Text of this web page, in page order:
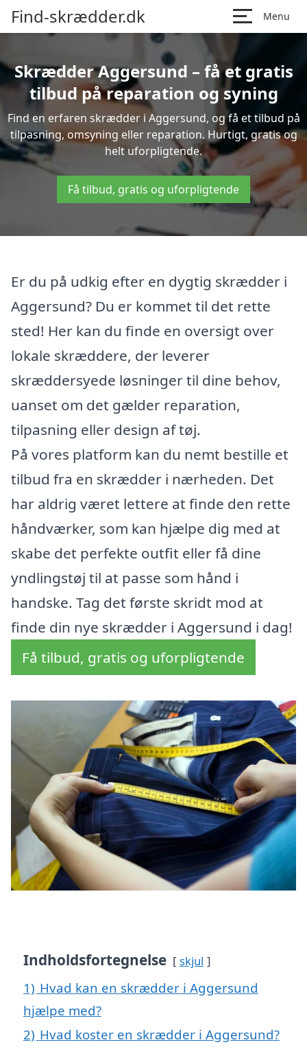
Find-skrædder.dk Menu
Skrædder Aggersund – få et gratis
tilbud på reparation og syning
Find en erfaren skrædder i Aggersund, og få et tilbud på
tilpasning, omsyning eller reparation. Hurtigt, gratis og
helt uforpligtende.
Få tilbud, gratis og uforpligtende
Er du på udkig efter en dygtig skrædder i
Aggersund? Du er kommet til det rette
sted! Her kan du finde en oversigt over
lokale skræddere, der leverer
skræddersyede løsninger til dine behov,
uanset om det gælder reparation,
tilpasning eller design af tøj.
På vores platform kan du nemt bestille et
tilbud fra en skrædder i nærheden. Det
har aldrig været lettere at finde den rette
håndværker, som kan hjælpe dig med at
skabe det perfekte outfit eller få dine
yndlingstøj til at passe som hånd i
handske. Tag det første skridt mod at
finde din nye skrædder i Aggersund i dag!
Få tilbud, gratis og uforpligtende
Indholdsfortegnelse skjul
1) Hvad kan en skrædder i Aggersund
hjælpe med?
2) Hvad koster en skrædder i Aggersund?